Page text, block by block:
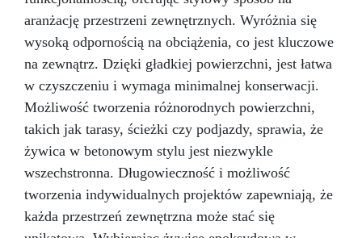
estetyki z praktyczną funkcjonalnością, nasz
Zestaw Efektu Granitu Morze Bałtyckie w
kolorze brązowym na blat kuchenny z żywicy
epoksydowej to doskonały wybór, aby
przekształcić Twoją kuchnię w elegancką i
trwałą przestrzeń, gotową sprostać
codziennym wyzwaniom z wyrafinowanym
stylem.
aranżację przestrzeni zewnętrznych. Wyróżnia się
wysoką odpornością na obciążenia, co jest kluczowe
na zewnątrz. Dzięki gładkiej powierzchni, jest łatwa
w czyszczeniu i wymaga minimalnej konserwacji.
Możliwość tworzenia różnorodnych powierzchni,
takich jak tarasy, ścieżki czy podjazdy, sprawia, że
żywica w betonowym stylu jest niezwykle
wszechstronna. Długowieczność i możliwość
tworzenia indywidualnych projektów zapewniają, że
każda przestrzeń zewnętrzna może stać się